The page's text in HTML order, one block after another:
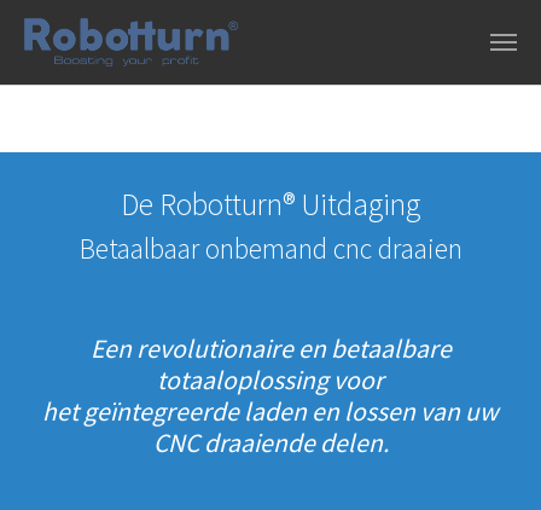
De Robotturn® Uitdaging
Betaalbaar onbemand cnc draaien
Een revolutionaire en betaalbare
totaaloplossing voor
het geïntegreerde laden en lossen van uw
CNC draaiende delen.